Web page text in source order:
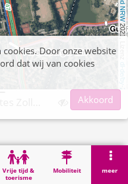
2021, Lizenz
dl-de/by-2-0
Vrije tijd &
toerisme
Mobiliteit meer
Door onze website
dat wij van cookies
Akkoord